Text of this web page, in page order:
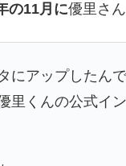
の11月に優里さ
にアップしたん
里くんの公式イ